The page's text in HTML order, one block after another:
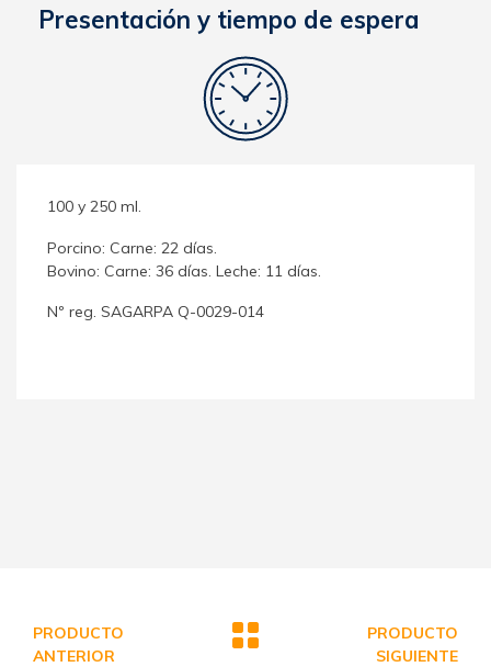
Presentación y tiempo de espera
100 y 250 ml.
Porcino: Carne: 22 días.
Bovino: Carne: 36 días. Leche: 11 días.
Nº reg. SAGARPA Q-0029-014
PRODUCTO
ANTERIOR
PRODUCTO
SIGUIENTE